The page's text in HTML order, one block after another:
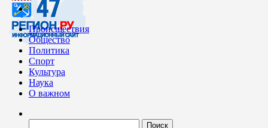
Происшествия
Общество
Политика
Спорт
Культура
Наука
О важном